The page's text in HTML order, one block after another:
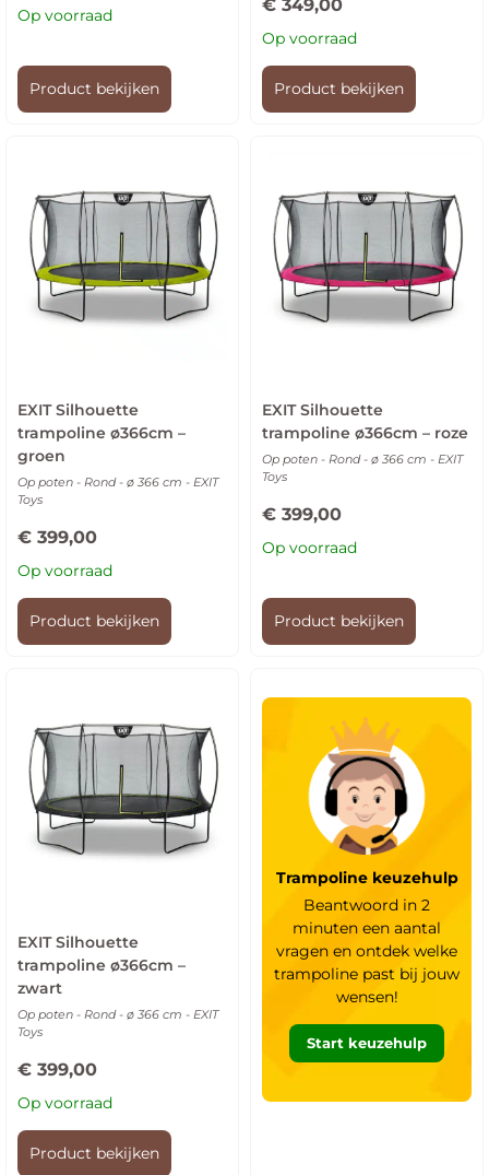
Op voorraad
Product bekijken
€ 349,00
Op voorraad
Product bekijken
EXIT Silhouette
trampoline ø366cm –
groen
Op poten - Rond - ø 366 cm - EXIT
Toys
€ 399,00
Op voorraad
Product bekijken
EXIT Silhouette
trampoline ø366cm – roze
Op poten - Rond - ø 366 cm - EXIT
Toys
€ 399,00
Op voorraad
Product bekijken
EXIT Silhouette
trampoline ø366cm –
zwart
Op poten - Rond - ø 366 cm - EXIT
Toys
€ 399,00
Op voorraad
Product bekijken
Trampoline keuzehulp
Beantwoord in 2
minuten een aantal
vragen en ontdek welke
trampoline past bij jouw
wensen!
Start keuzehulp